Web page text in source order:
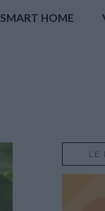
SMART HOME
LE